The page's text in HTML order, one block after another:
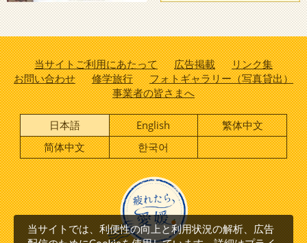
当サイトご利用にあたって 広告掲載
リンク集
お問い合わせ
修学旅行
フォトギャラリー（写真貸出）
事業者の皆さまへ
日本語 English
繁体中文
简体中文
한국어
当サイトでは、利便性の向上と利用状況の解析、広告